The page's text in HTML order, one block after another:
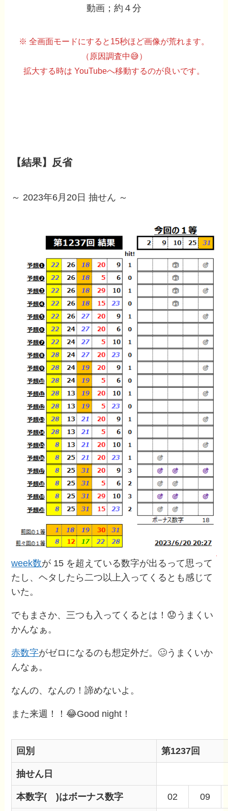
動画；約４分
※ 全画面モードにすると15秒ほど画像が荒れます。
（原因調査中😅）
拡大する時は YouTubeへ移動するのが良いです。
【結果】反省
～ 2023年6月20日 抽せん ～
week数が 15 を超えている数字が出るって思って
たし、ヘタしたら二つ以上入ってくるとも感じて
いた。
でもまさか、三つも入ってくるとは！😟うまくい
かんなぁ。
赤数字がゼロになるのも想定外だ。🥴うまくいか
んなぁ。
なんの、なんの！諦めないよ。
また来週！！😂Good night！
回別 第1237回
抽せん日
本数字( )はボーナス数字 02 09